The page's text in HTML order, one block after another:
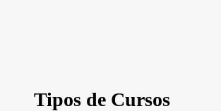
Tipos de Cursos